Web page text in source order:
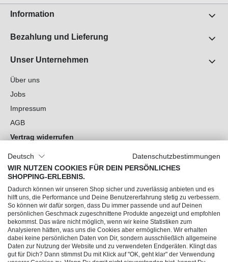
Information
Bezahlung und Lieferung
Unser Unternehmen
Über uns
Jobs
Impressum
AGB
Vertrag widerrufen
Cookie-Einstellungen
Du hast Fragen?
Unsere Socials
Deutsch
Datenschutzbestimmungen
WIR NUTZEN COOKIES FÜR DEIN PERSÖNLICHES
SHOPPING-ERLEBNIS.
Dadurch können wir unseren Shop sicher und zuverlässig anbieten und es
hilft uns, die Performance und Deine Benutzererfahrung stetig zu verbessern.
So können wir dafür sorgen, dass Du immer passende und auf Deinen
persönlichen Geschmack zugeschnittene Produkte angezeigt und empfohlen
bekommst. Das wäre nicht möglich, wenn wir keine Statistiken zum
Analysieren hätten, was uns die Cookies aber ermöglichen. Wir erhalten
dabei keine persönlichen Daten von Dir, sondern ausschließlich allgemeine
Daten zur Nutzung der Website und zu verwendeten Endgeräten. Klingt das
gut für Dich? Dann stimmst Du mit Klick auf "OK, geht klar" der Verwendung